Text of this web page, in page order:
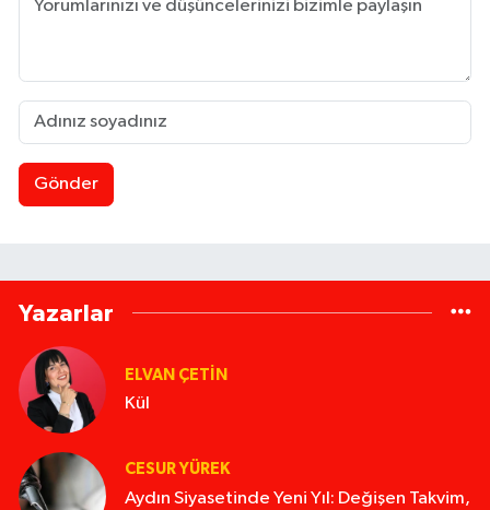
Gönder
Yazarlar
ELVAN ÇETIN
Kül
CESUR YÜREK
Aydın Siyasetinde Yeni Yıl: Değişen Takvim,